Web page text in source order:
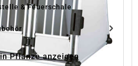
& Feuerschale
Pflanze anzeigen